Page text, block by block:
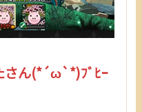
さん(*´ω`*)ﾌﾞﾋｰ